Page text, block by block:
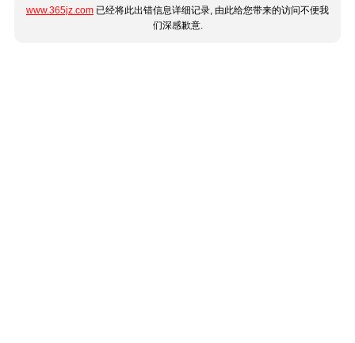
www.365jz.com 已经将此出错信息详细记录, 由此给您带来的访问不便我
们深感歉意.